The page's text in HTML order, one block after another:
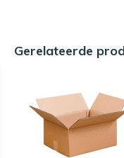
Gerelateerde